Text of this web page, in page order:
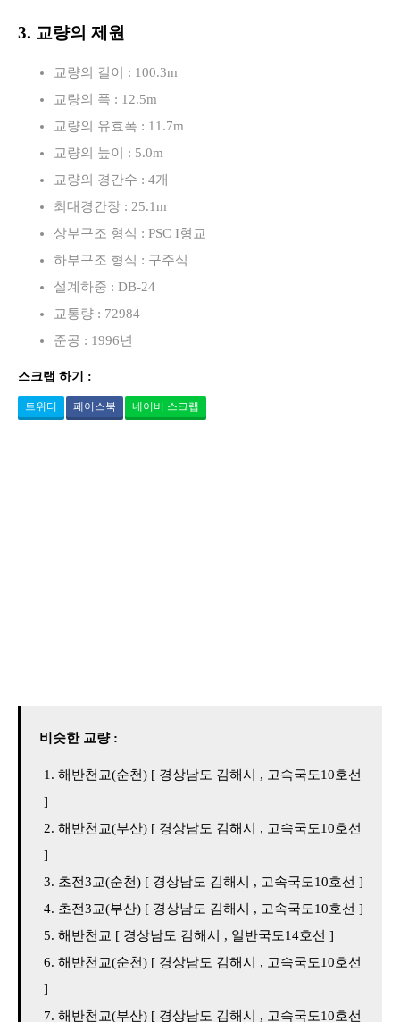
3. 교량의 제원
교량의 길이 : 100.3m
교량의 폭 : 12.5m
교량의 유효폭 : 11.7m
교량의 높이 : 5.0m
교량의 경간수 : 4개
최대경간장 : 25.1m
상부구조 형식 : PSC I형교
하부구조 형식 : 구주식
설계하중 : DB-24
교통량 : 72984
준공 : 1996년
스크랩 하기 :
트위터 페이스북 네이버 스크랩
비슷한 교량 :
해반천교(순천) [ 경상남도 김해시 , 고속국도10호선
]
해반천교(부산) [ 경상남도 김해시 , 고속국도10호선
]
초전3교(순천) [ 경상남도 김해시 , 고속국도10호선 ]
초전3교(부산) [ 경상남도 김해시 , 고속국도10호선 ]
해반천교 [ 경상남도 김해시 , 일반국도14호선 ]
해반천교(순천) [ 경상남도 김해시 , 고속국도10호선
]
해반천교(부산) [ 경상남도 김해시 , 고속국도10호선